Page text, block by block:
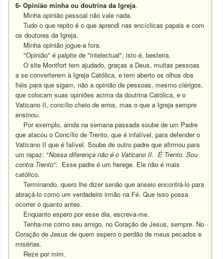
6- Opinião minha ou doutrina da Igreja.
Minha opinião pessoal não vale nada.
Tudo o que repito é o que aprendi nas encíclicas papais e com
os doutores da Igreja.
Minha opinião jogue-a fora.
"Opinião" é palpite de "intelectual", isto é, besteira.
O site Montfort tem ajudado, graças a Deus, muitas pessoas
a se converterem à Igreja Católica, e tem aberto os olhos dos
fiéis para que sigam, não a opinião de pessoas, mesmo clérigos,
que colocam suas opiniões acima da doutrina Católica, e o
Vaticano II, concílio cheio de erros, mas o que a Igreja sempre
ensinou.
Por exemplo, ainda na semana passada soube de um Padre
que atacou o Concílio de Trento, que é infalível, para defender o
Vaticano II que é falível. Soube de outro padre que afirmou para
um rapaz: "Nossa diferença não é o Vaticano II. É Trento. Sou
contra Trento". Esse padre é um herege. Ele não é mais
católico.
Terminando, quero lhe dizer senão que anseio encontrá-lo para
abraçá-lo como um verdadeiro irmão na Fé.Que isso possa
ocorrer o quanto antes.
Enquanto espero por esse dia, escreva-me.
Tenha-me como seu amigo, no Coração de Jesus, sempre. No
Coração de Jesus de quem espero o perdão de meus pecados e
misérias.
Reze por mim.